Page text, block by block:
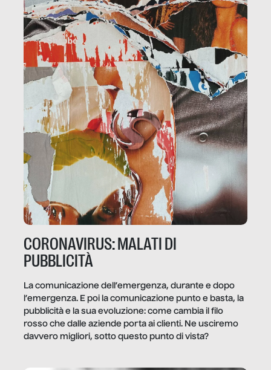
CORONAVIRUS: MALATI DI
PUBBLICITÀ
La comunicazione dell’emergenza, durante e dopo
l’emergenza. E poi la comunicazione punto e basta, la
pubblicità e la sua evoluzione: come cambia il filo
rosso che dalle aziende porta ai clienti. Ne usciremo
davvero migliori, sotto questo punto di vista?